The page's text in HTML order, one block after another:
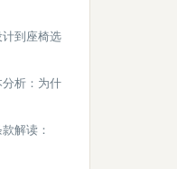
到座椅选
析：为什
解读：